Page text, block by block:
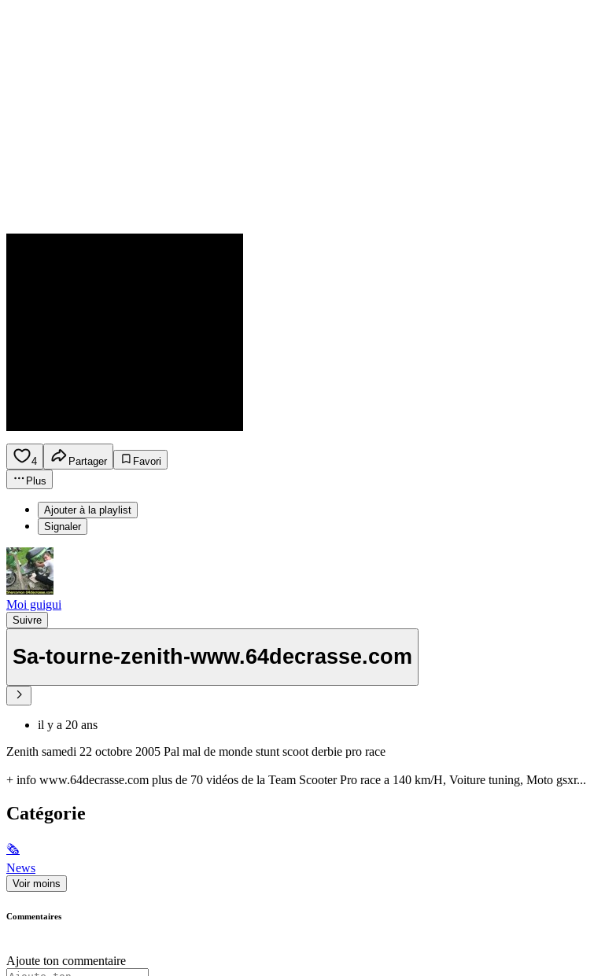
4 Partager
Favori
Plus
Ajouter à la playlist
Signaler
Moi guigui
Suivre
Sa-tourne-zenith-www.64decrasse.com
il y a 20 ans
Zenith samedi 22 octobre 2005 Pal mal de monde stunt scoot derbie pro race
+ info www.64decrasse.com plus de 70 vidéos de la Team Scooter Pro race a 140 km/H, Voiture tuning, Moto gsxr...
Catégorie
🗞
News
Voir moins
Commentaires
Ajoute ton commentaire